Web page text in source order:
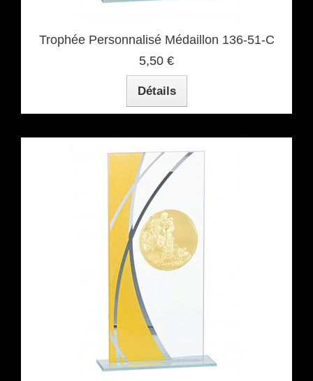
Trophée Personnalisé Médaillon 136-51-C
5,50 €
Détails